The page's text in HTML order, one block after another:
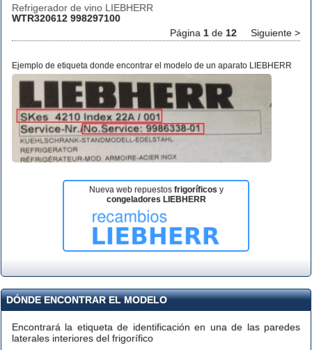
Refrigerador de vino LIEBHERR
WTR320612 998297100
Página 1 de 12 Siguiente >
Ejemplo de etiqueta donde encontrar el modelo de un aparato LIEBHERR
Nueva web repuestos frigoríficosy
congeladores LIEBHERR
DÓNDE ENCONTRAR EL MODELO
Encontrará la etiqueta de identificación en una de las paredes
laterales interiores del frigorífico